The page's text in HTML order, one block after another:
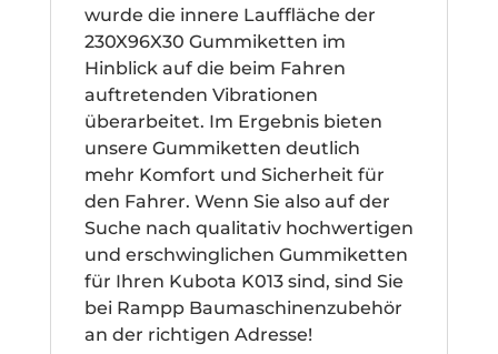
wurde die innere Lauffläche der
230X96X30 Gummiketten im
Hinblick auf die beim Fahren
auftretenden Vibrationen
überarbeitet. Im Ergebnis bieten
unsere Gummiketten deutlich
mehr Komfort und Sicherheit für
den Fahrer. Wenn Sie also auf der
Suche nach qualitativ hochwertigen
und erschwinglichen Gummiketten
für Ihren Kubota K013 sind, sind Sie
bei Rampp Baumaschinenzubehör
an der richtigen Adresse!